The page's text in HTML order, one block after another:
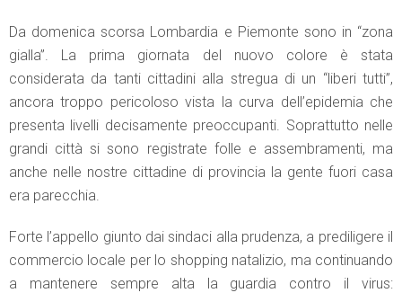
Da domenica scorsa Lombardia e Piemonte sono in “zona
gialla”. La prima giornata del nuovo colore è stata
considerata da tanti cittadini alla stregua di un “liberi tutti”,
ancora troppo pericoloso vista la curva dell’epidemia che
presenta livelli decisamente preoccupanti. Soprattutto nelle
grandi città si sono registrate folle e assembramenti, ma
anche nelle nostre cittadine di provincia la gente fuori casa
era parecchia.
Forte l’appello giunto dai sindaci alla prudenza, a prediligere il
commercio locale per lo shopping natalizio, ma continuando
a mantenere sempre alta la guardia contro il virus: